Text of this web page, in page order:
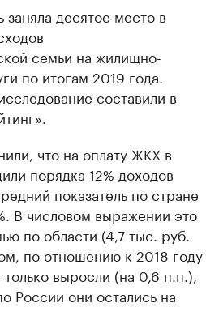
заняла десятое место в
семьи на жилищно-
по итогам 2019 года.
составили в
что на оплату ЖКХ в
порядка 12% доходов
показатель по стране
В числовом выражении это
по области (4,7 тыс. руб.
по отношению к 2018 году
выросли (на 0,6 п.п.),
России они остались на